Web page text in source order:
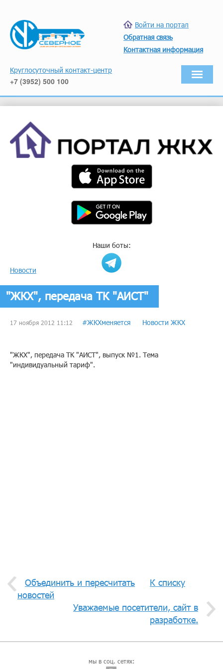
Войти на портал
Обратная связь
Контактная информация
Круглосуточный контакт-центр
+7 (3952) 500 100
Наши боты:
Новости
"ЖКХ", передача ТК "АИСТ"
17 ноября 2012 11:12 #ЖКХменяется Новости ЖКХ
"ЖКХ", передача ТК "АИСТ", выпуск №1. Тема
"индивидуальный тариф".
Объединить и пересчитать
К списку
новостей
Уважаемые посетители, сайт в
разработке.
мы в соц. сетях: